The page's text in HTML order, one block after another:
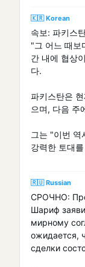
🇰🇷 Korean
속보: 파키스
"그 어느 때보
간 내에 협상
다.
파키스탄은
으며, 다음 주
그는 "이번 역
강력한 토대
🇷🇺 Russian
СРОЧНО:
Шариф
мирному
ожидается,
сделки